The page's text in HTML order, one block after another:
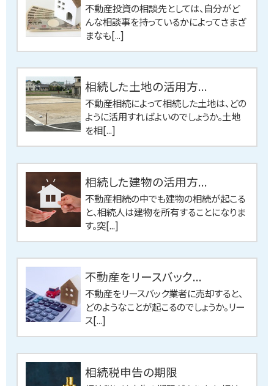
不動産投資の相談先としては、自分がど
んな相談事を持っているかによってさまざ
まなも[...]
相続した土地の活用方...
不動産相続によって相続した土地は、どの
ように活用すればよいのでしょうか。土地
を相[...]
相続した建物の活用方...
不動産相続の中でも建物の相続が起こる
と、相続人は建物を所有することになりま
す。突[...]
不動産をリースバック...
不動産をリースバック業者に売却すると、
どのようなことが起こるのでしょうか。リー
ス[...]
相続税申告の期限